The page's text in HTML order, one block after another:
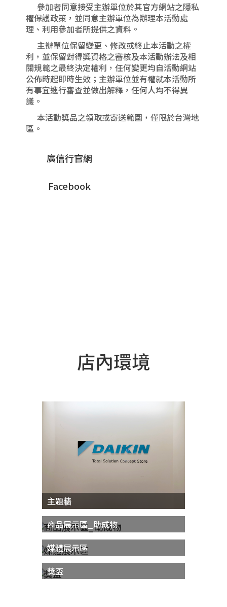
參加者同意接受主辦單位於其官方網站之隱私
權保護政策，並同意主辦單位為辦理本活動處
理、利用參加者所提供之資料。
主辦單位保留變更、修改或終止本活動之權
利，並保留對得獎資格之審核及本活動辦法及相
關規範之最終決定權利，任何變更均自活動網站
公佈時起即時生效；主辦單位並有權就本活動所
有事宜進行審查並做出解釋，任何人均不得異
議。
本活動獎品之領取或寄送範圍，僅限於台灣地
區。
廣信行官網
Facebook
店內環境
主題牆
商品展示區_助成物
媒體展示區
獎盃